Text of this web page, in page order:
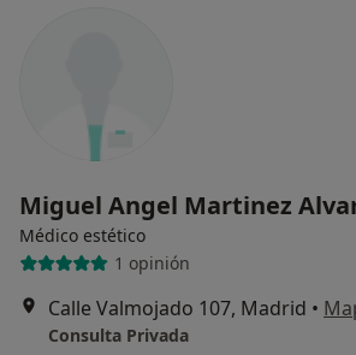
Miguel Angel Martinez
Médico estético
1 opinión
Calle Valmojado 107, Madrid •
Consulta Privada